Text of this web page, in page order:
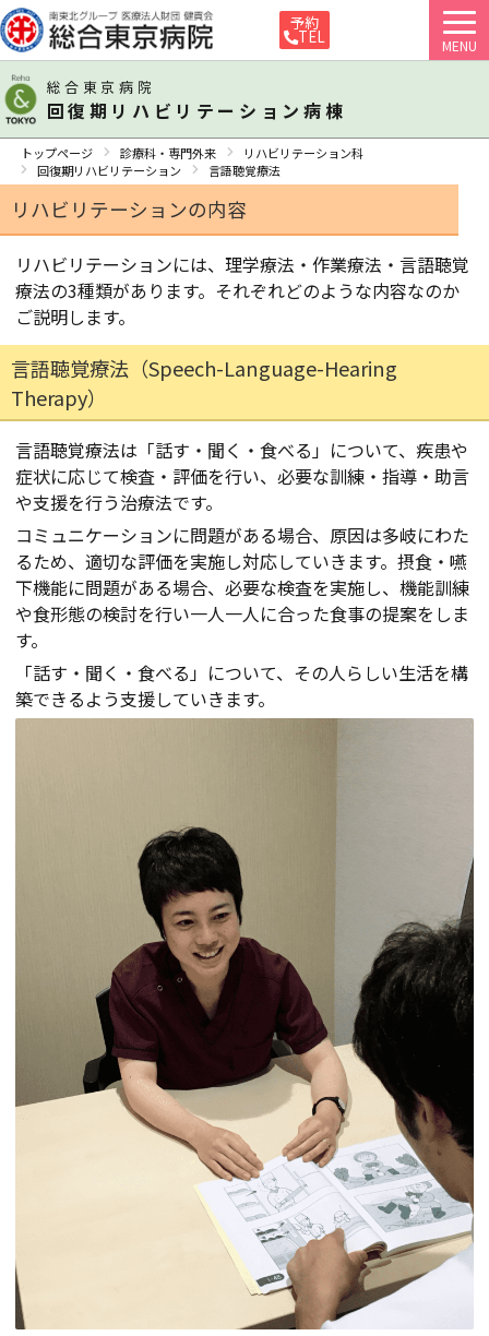
予約
TEL MENU
総合東京病院
回復期リハビリテーション病棟
トップページ 診療科・専門外来
リハビリテーション科
回復期リハビリテーション
言語聴覚療法
リハビリテーションの内容
リハビリテーションには、理学療法・作業療法・言語聴覚
療法の3種類があります。それぞれどのような内容なのか
ご説明します。
言語聴覚療法（Speech-Language-Hearing
Therapy）
言語聴覚療法は「話す・聞く・食べる」について、疾患や
症状に応じて検査・評価を行い、必要な訓練・指導・助言
や支援を行う治療法です。
コミュニケーションに問題がある場合、原因は多岐にわた
るため、適切な評価を実施し対応していきます。摂食・嚥
下機能に問題がある場合、必要な検査を実施し、機能訓練
や食形態の検討を行い一人一人に合った食事の提案をしま
す。
「話す・聞く・食べる」について、その人らしい生活を構
築できるよう支援していきます。